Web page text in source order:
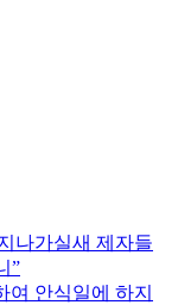
나가실새 제자들
안식일에 하지